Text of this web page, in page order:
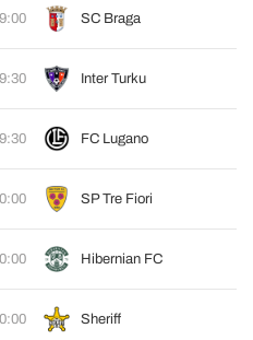
SC Braga
Inter Turku
FC Lugano
SP Tre Fiori
Hibernian FC
Sheriff